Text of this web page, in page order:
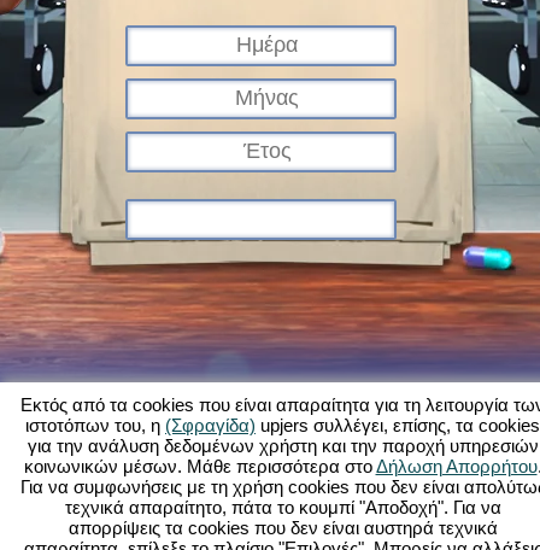
Τι είναι το Kapi Hospital; Ιστορία Χαρακτηριστικά Εικόνες
Κανόνες
Φόρουμ
Όροι χρήσης Προστασία δεδομένων
Νομικά στοιχεία
Υποστήριξη Πελατών
Παιχνίδια φυλλομετρητή - Upjers.com
Διαχείριση Cookies
Εκτός από τα cookies που είναι απαραίτητα για τη λειτουργία
ιστοτόπων του, η (Σφραγίδα) upjers συλλέγει, επίσης, τα cookies
για την ανάλυση δεδομένων χρήστη και την παροχή υπηρεσιών
κοινωνικών μέσων. Μάθε περισσότερα στοΔήλωση Απορρήτου
Για να συμφωνήσεις με τη χρήση cookies που δεν είναι
τεχνικά απαραίτητο, πάτα το κουμπί "Αποδοχή". Για να
απορρίψεις τα cookies που δεν είναι αυστηρά τεχνικά